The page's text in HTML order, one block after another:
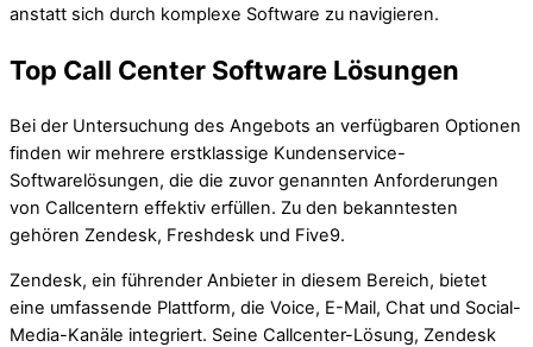
anstatt sich durch komplexe Software zu navigieren.
Top Call Center Software Lösungen
Bei der Untersuchung des Angebots an verfügbaren Optionen
finden wir mehrere erstklassige Kundenservice-
Softwarelösungen, die die zuvor genannten Anforderungen
von Callcentern effektiv erfüllen. Zu den bekanntesten
gehören Zendesk, Freshdesk und Five9.
Zendesk, ein führender Anbieter in diesem Bereich, bietet
eine umfassende Plattform, die Voice, E-Mail, Chat und Social-
Media-Kanäle integriert. Seine Callcenter-Lösung, Zendesk